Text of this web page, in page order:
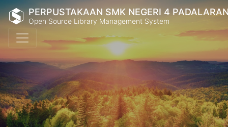
PERPUSTAKAAN SMK NEGERI 4
Open Source Library Management System